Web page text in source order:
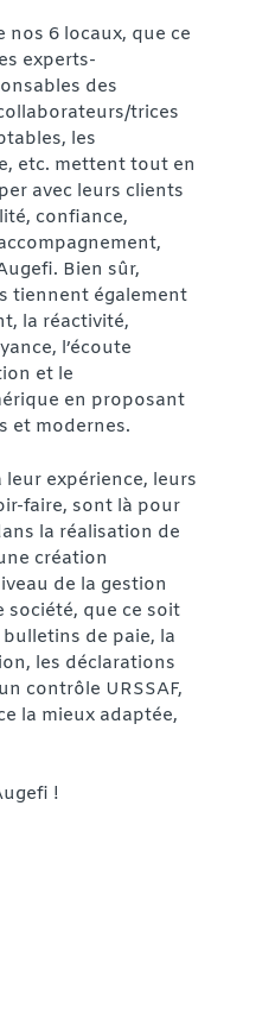
nos 6 locaux, que ce
experts-
des
trices
les
etc. mettent tout en
avec leurs clients
confiance,
Bien sûr,
tiennent également
la réactivité,
l’écoute
et le
en proposant
et modernes.
leur expérience, leurs
faire, sont là pour
la réalisation de
création
de la gestion
que ce soit
de paie, la
les déclarations
contrôle URSSAF,
la mieux adaptée,
!